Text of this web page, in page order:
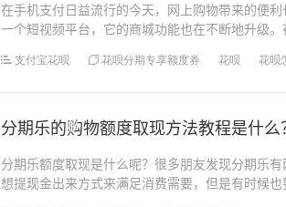
在手机支付日益流行的今天，网上购物带来的便
一个短视频平台，它的商城功能也在不断地升级
支付宝花呗 花呗分期专享额度券 花呗 花呗
分期乐的购物额度取现方法教程是什么
分期乐额度取现是什么呢？很多朋友发现分期乐
想提现金出来方式来满足消费需要，但是有时候